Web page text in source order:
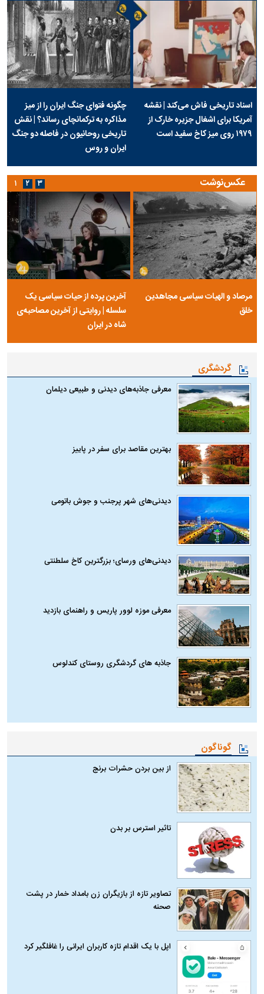
اسناد تاریخی فاش می‌کند | نقشه
آمریکا برای اشغال جزیره خارک از
۱۹۷۹ روی میز کاخ سفید است
چگونه فتوای جنگ ایران را از میز
مذاکره به ترکمانچای رساند؟ | نقش
تاریخی روحانیون در فاصله دو جنگ
ایران و روس
عکس‌نوشت
مرصاد و الهیات سیاسی مجاهدین
خلق
آخرین پرده از حیات سیاسی یک
سلسله | روایتی از آخرین مصاحبه‌ی
شاه در ایران
۱ ۲ ۳
گردشگری
معرفی جاذبه‌های دیدنی و طبیعی دیلمان
بهترین مقاصد برای سفر در پاییز
دیدنی‌های شهر پرجنب و جوش باتومی
دیدنی‌های ورسای؛ بزرگترین کاخ سلطنتی
معرفی موزه لوور پاریس و راهنمای بازدید
جاذبه های گردشگری روستای کندلوس
گوناگون
از بین بردن حشرات برنج
تاثیر استرس بر بدن
تصاویر تازه از بازیگران زن بامداد خمار در پشت
صحنه
اپل با یک اقدام تازه کاربران ایرانی را غافلگیر کرد